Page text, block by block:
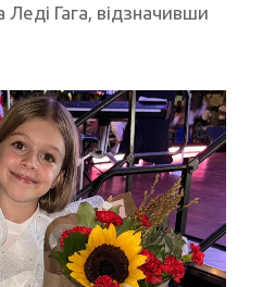
Гага, відзначивши